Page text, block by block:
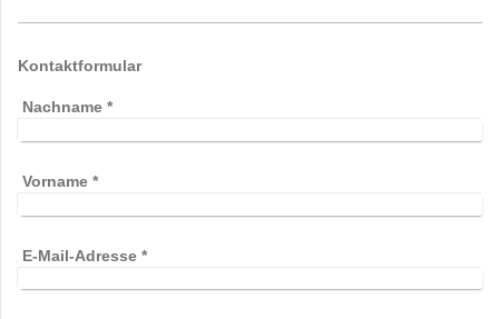
Kontaktformular
Nachname *
Vorname *
E-Mail-Adresse *